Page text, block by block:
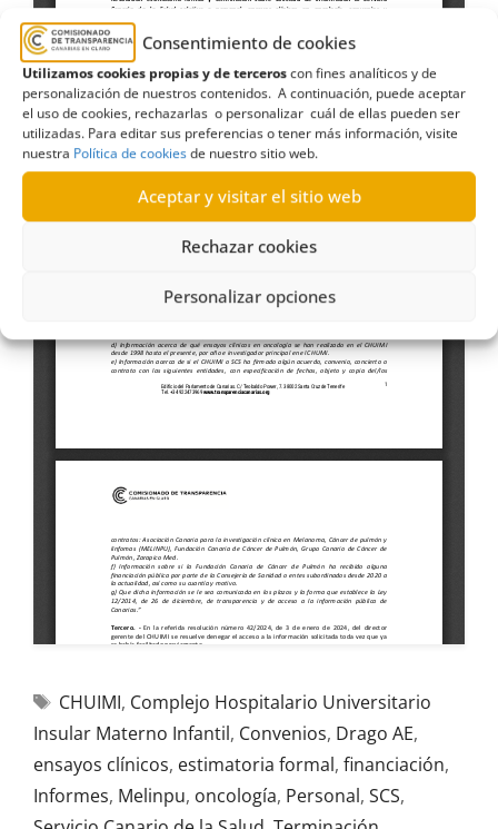
Consentimiento de cookies
Utilizamos cookies propias y de terceroscon fines analíticos y de
personalización de nuestros contenidos. A continuación, puede aceptar
el uso de cookies, rechazarlas o personalizar cuál de ellas pueden ser
utilizadas. Para editar sus preferencias o tener más información, visite
nuestra Política de cookiesde nuestro sitio web.
Aceptar y visitar el sitio web
Rechazar cookies
Personalizar opciones
CHUIMI, Complejo Hospitalario Universitario
Insular Materno Infantil, Convenios, Drago AE,
ensayos clínicos, estimatoria formal, financiación,
Informes, Melinpu, oncología, Personal, SCS,